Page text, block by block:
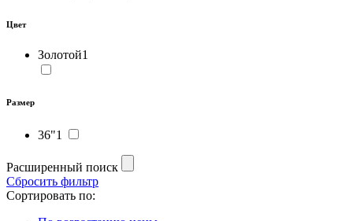
Цвет
Золотой1
Размер
36"1
Расширенный поиск
Сбросить фильтр
Сортировать по: